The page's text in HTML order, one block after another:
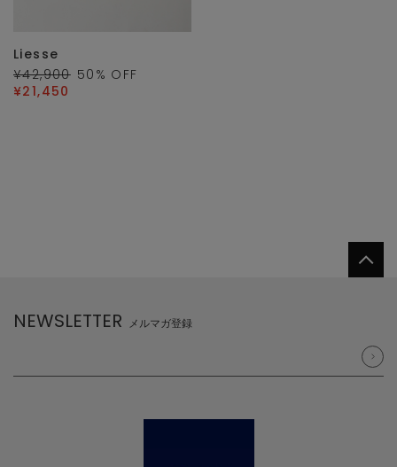
Liesse
¥42,900 50 % OFF
¥21,450
NEWSLETTER メルマガ登録